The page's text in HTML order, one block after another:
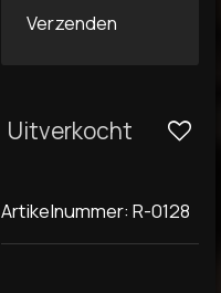
Verzenden
Uitverkocht
Artikelnummer: R-0128